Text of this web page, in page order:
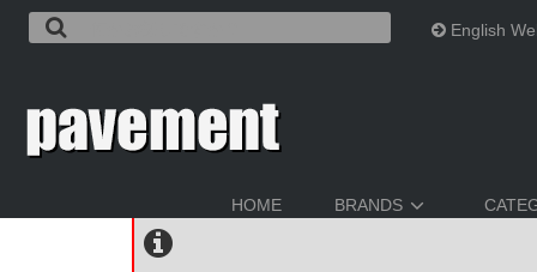
English
HOME BRANDS